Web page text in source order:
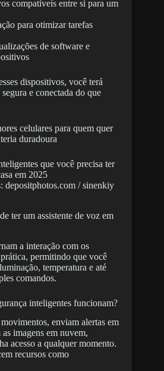
compatíveis entre si para um
para otimizar tarefas
de software e
dispositivos, você terá
e conectada do que
celulares para quem quer
duradoura
depositphotos.com / sinenkiy
ter um assistente de voz em
a interação com os
permitindo que você
temperatura e até
comandos.
inteligentes funcionam?
enviam alertas em
imagens em nuvem,
acesso a qualquer momento.
recursos como